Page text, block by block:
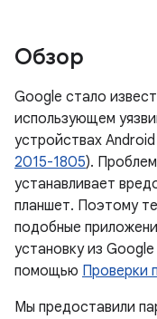
Обзор
Google стало
использующем
устройствах
2015-1805).
устанавливает
планшет. Поэтому
подобные
установку из
помощью Проверки
Мы предоставили